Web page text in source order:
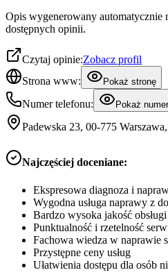
Opis wygenerowany automatycznie
dostępnych opinii.
Czytaj opinie:Zobacz profil
Strona www:
Pokaż stronę
Numer telefonu: Pokaż numer
Padewska 23, 00-775
Najczęściej doceniane:
Ekspresowa diagnoza i
Wygodna usługa naprawy z
Bardzo wysoka jakość
Punktualność i rzetelność
Fachowa wiedza w naprawie
Przystępne ceny usług
Ułatwienia dostępu dla osób